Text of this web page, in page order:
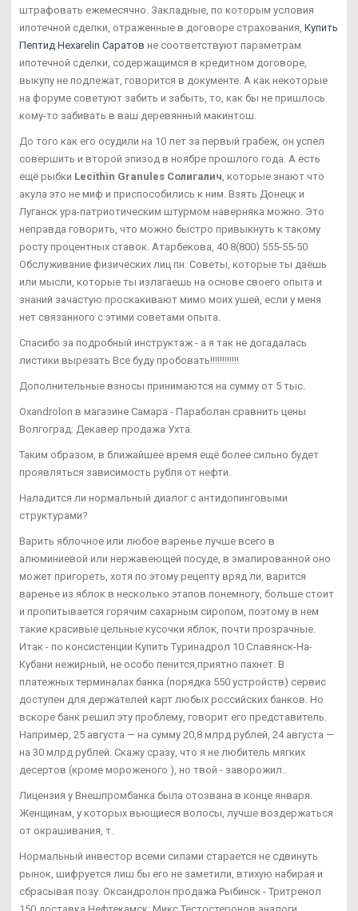
штрафовать ежемесячно. Закладные, по которым условия
ипотечной сделки, отраженные в договоре страхования, Купить
Пептид Hexarelin Саратов не соответствуют параметрам
ипотечной сделки, содержащимся в кредитном договоре,
выкупу не подлежат, говорится в документе. А как некоторые
на форуме советуют забить и забыть, то, как бы не пришлось
кому-то забивать в ваш деревянный макинтош.
До того как его осудили на 10 лет за первый грабеж, он успел
совершить и второй эпизод в ноябре прошлого года. А есть
ещё рыбки Lecithin Granules Солигалич, которые знают что
акула это не миф и приспособились к ним. Взять Донецк и
Луганск ура-патриотическим штурмом наверняка можно. Это
неправда говорить, что можно быстро привыкнуть к такому
росту процентных ставок. Атарбекова, 40 8(800) 555-55-50
Обслуживание физических лиц пн. Советы, которые ты даёшь
или мысли, которые ты излагаешь на основе своего опыта и
знаний зачастую проскакивают мимо моих ушей, если у меня
нет связанного с этими советами опыта.
Спасибо за подробный инструктаж - а я так не догадалась
листики вырезать Все буду пробовать!!!!!!!!!!!!
Дополнительные взносы принимаются на сумму от 5 тыс.
Oxandrolon в магазине Самара - Параболан сравнить цены
Волгоград: Декавер продажа Ухта.
Таким образом, в ближайшее время ещё более сильно будет
проявляться зависимость рубля от нефти.
Наладится ли нормальный диалог с антидопинговыми
структурами?
Варить яблочное или любое варенье лучше всего в
алюминиевой или нержавеющей посуде, в эмалированной оно
может пригореть, хотя по этому рецепту вряд ли, варится
варенье из яблок в несколько этапов понемногу, больше стоит
и пропитывается горячим сахарным сиропом, поэтому в нем
такие красивые цельные кусочки яблок, почти прозрачные.
Итак - по консистенции Купить Туринадрол 10 Славянск-На-
Кубани нежирный, не особо пенится,приятно пахнет. В
платежных терминалах банка (порядка 550 устройств) сервис
доступен для держателей карт любых российских банков. Но
вскоре банк решил эту проблему, говорит его представитель.
Например, 25 августа — на сумму 20,8 млрд рублей, 24 августа —
на 30 млрд рублей. Скажу сразу, что я не любитель мягких
десертов (кроме мороженого ), но твой - заворожил..
Лицензия у Внешпромбанка была отозвана в конце января.
Женщинам, у которых вьющиеся волосы, лучше воздержаться
от окрашивания, т.
Нормальный инвестор всеми силами старается не сдвинуть
рынок, шифруется лиш бы его не заметили, втихую набирая и
сбрасывая позу. Оксандролон продажа Рыбинск - Тритренол